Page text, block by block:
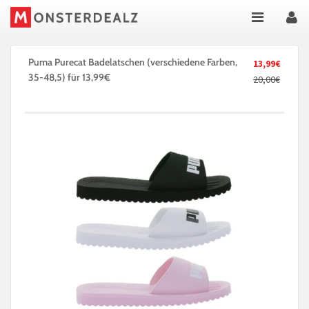
13,99€
20,00€
Puma Purecat Badelatschen (verschiedene Farben,
35-48,5) für 13,99€